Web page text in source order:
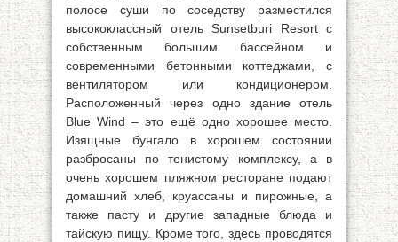
полосе суши по соседству разместился
высококлассный отель Sunsetburi Resort с
собственным большим бассейном и
современными бетонными коттеджами, с
вентилятором или кондиционером.
Расположенный через одно здание отель
Blue Wind – это ещё одно хорошее место.
Изящные бунгало в хорошем состоянии
разбросаны по тенистому комплексу, а в
очень хорошем пляжном ресторане подают
домашний хлеб, круассаны и пирожные, а
также пасту и другие западные блюда и
тайскую пищу. Кроме того, здесь проводятся